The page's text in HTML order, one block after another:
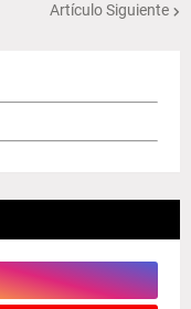
Artículo Siguiente